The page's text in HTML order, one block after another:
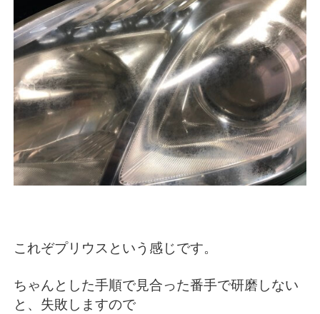
これぞプリウスという感じです。
ちゃんとした手順で見合った番手で研磨しない
と、失敗しますので